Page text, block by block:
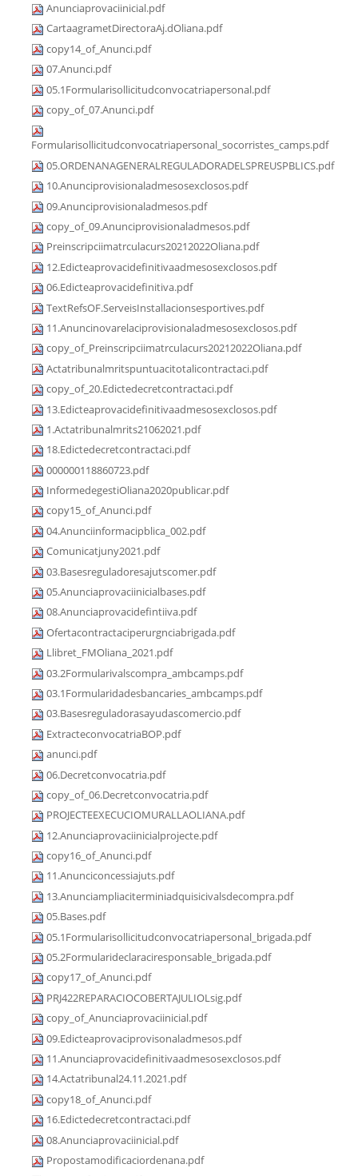
Anunciaprovaciinicial.pdf
CartaagrametDirectoraAj.dOliana.pdf
copy14_of_Anunci.pdf
07.Anunci.pdf
05.1Formularisollicitudconvocatriapersonal.pdf
copy_of_07.Anunci.pdf
Formularisollicitudconvocatriapersonal_socorristes_camps.pdf
05.ORDENANAGENERALREGULADORADELSPREUSPBLICS.pdf
10.Anunciprovisionaladmesosexclosos.pdf
09.Anunciprovisionaladmesos.pdf
copy_of_09.Anunciprovisionaladmesos.pdf
Preinscripciimatrculacurs20212022Oliana.pdf
12.Edicteaprovacidefinitivaadmesosexclosos.pdf
06.Edicteaprovacidefinitiva.pdf
TextRefsOF.ServeisInstallacionsesportives.pdf
11.Anuncinovarelaciprovisionaladmesosexclosos.pdf
copy_of_Preinscripciimatrculacurs20212022Oliana.pdf
Actatribunalmritspuntuacitotalicontractaci.pdf
copy_of_20.Edictedecretcontractaci.pdf
13.Edicteaprovacidefinitivaadmesosexclosos.pdf
1.Actatribunalmrits21062021.pdf
18.Edictedecretcontractaci.pdf
000000118860723.pdf
InformedegestiOliana2020publicar.pdf
copy15_of_Anunci.pdf
04.Anunciinformacipblica_002.pdf
Comunicatjuny2021.pdf
03.Basesreguladoresajutscomer.pdf
05.Anunciaprovaciinicialbases.pdf
08.Anunciaprovacidefintiiva.pdf
Ofertacontractaciperurgnciabrigada.pdf
Llibret_FMOliana_2021.pdf
03.2Formularivalscompra_ambcamps.pdf
03.1Formularidadesbancaries_ambcamps.pdf
03.Basesreguladorasayudascomercio.pdf
ExtracteconvocatriaBOP.pdf
anunci.pdf
06.Decretconvocatria.pdf
copy_of_06.Decretconvocatria.pdf
PROJECTEEXECUCIOMURALLAOLIANA.pdf
12.Anunciaprovaciinicialprojecte.pdf
copy16_of_Anunci.pdf
11.Anunciconcessiajuts.pdf
13.Anunciampliaciterminiadquisicivalsdecompra.pdf
05.Bases.pdf
05.1Formularisollicitudconvocatriapersonal_brigada.pdf
05.2Formularideclaraciresponsable_brigada.pdf
copy17_of_Anunci.pdf
PRJ422REPARACIOCOBERTAJULIOLsig.pdf
copy_of_Anunciaprovaciinicial.pdf
09.Edicteaprovaciprovisonaladmesos.pdf
11.Anunciaprovacidefinitivaadmesosexclosos.pdf
14.Actatribunal24.11.2021.pdf
copy18_of_Anunci.pdf
16.Edictedecretcontractaci.pdf
08.Anunciaprovaciinicial.pdf
Propostamodificaciordenana.pdf